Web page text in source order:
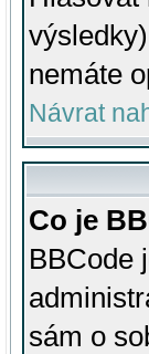
nemáte
Návrat
Co je
BBCode
sám o